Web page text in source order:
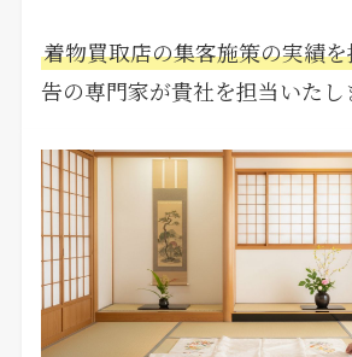
着物買取店の集客施策の実績
告の専門家が貴社を担当いたし